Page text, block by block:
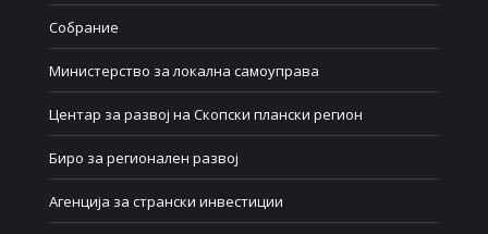
Собрание
Министерство за локална самоуправа
Центар за развој на Скопски плански регион
Биро за регионален развој
Агенција за странски инвестиции